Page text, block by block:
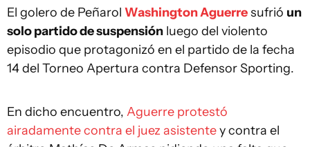
El golero de Peñarol Washington Aguerresufrió un
solo partido de suspensión luego del violento
episodio que protagonizó en el partido de la fecha
14 del Torneo Apertura contra Defensor Sporting.
En dicho encuentro, Aguerre protestó
airadamente contra el juez asistentey contra el